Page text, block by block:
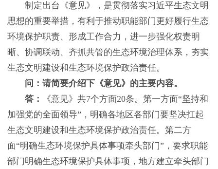
制定出台《意见》，是贯彻落实习近平生态文明
思想的重要举措，有利于推动职能部门更好履行生态
环境保护职责、形成工作合力，进一步强化权责明
晰、协调联动、齐抓共管的生态环境治理体系，夯实
生态文明建设和生态环境保护政治责任。
问：请简要介绍下《意见》的主要内容。
答：
《意见》共7个方面20条。第一方面“坚持和
加强党的全面领导”，明确各地区各部门要坚决扛起
生态文明建设和生态环境保护政治责任。第二方
面“明确生态环境保护具体事项牵头部门”，要求职能
部门明确生态环境保护具体事项，地方建立牵头部门